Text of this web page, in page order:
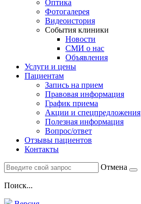
Оптика
Фотогалерея
Видеоистория
События клиники
Новости
СМИ о нас
Объявления
Услуги и цены
Пациентам
Запись на прием
Правовая информация
График приема
Акции и спецпредложения
Полезная информация
Вопрос/ответ
Отзывы пациентов
Контакты
Отмена
Поиск...